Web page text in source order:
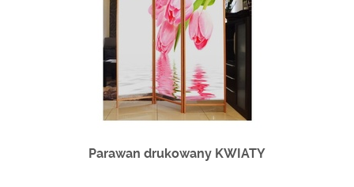
Parawan drukowany KWIATY